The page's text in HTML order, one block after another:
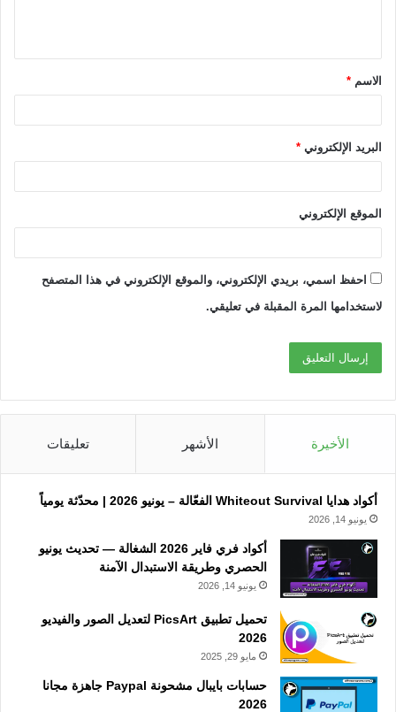
ق
*الاسم *
البريد الإلكتروني *
الموقع الإلكتروني
احفظ اسمي، بريدي الإلكتروني، والموقع الإلكتروني في هذا المتصفح
لاستخدامها المرة المقبلة في تعليقي.
الأخيرة الأشهر تعليقات
أكواد هدايا Whiteout Survival الفعّالة – يونيو 2026 | محدّثة يومياً
يونيو 14, 2026
أكواد فري فاير 2026 الشغالة — تحديث يونيو
الحصري وطريقة الاستبدال الآمنة
يونيو 14, 2026
تحميل تطبيق PicsArt لتعديل الصور والفيديو
2026
مايو 29, 2025
حسابات بايبال مشحونة Paypal جاهزة مجانا
2026